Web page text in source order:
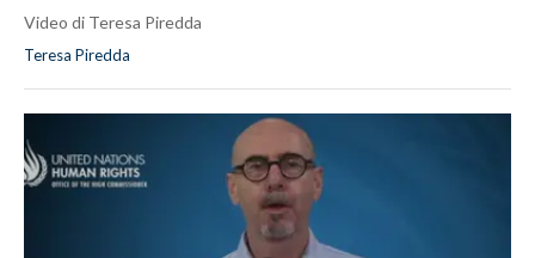
Video di Teresa Piredda
Teresa Piredda